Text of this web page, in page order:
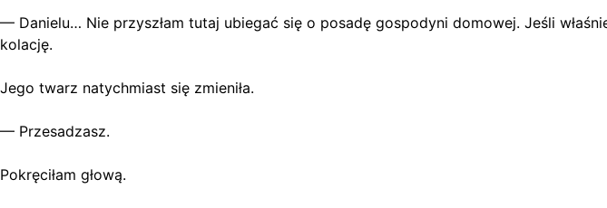
— Danielu… Nie przyszłam tutaj ubiegać się o posadę gospodyni domowej. Jeśli
kolację.
Jego twarz natychmiast się zmieniła.
— Przesadzasz.
Pokręciłam głową.